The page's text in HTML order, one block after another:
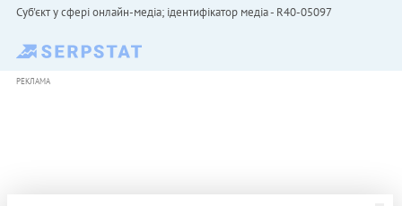
Cуб'єкт у сфері онлайн-медіа; ідентифікатор медіа - R40-05097
РЕКЛАМА